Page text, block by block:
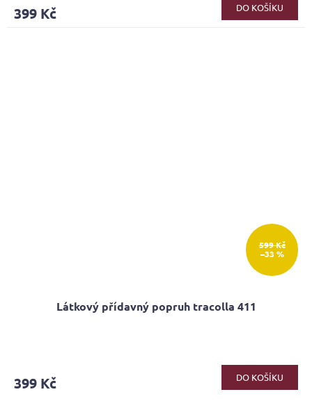
399 Kč DO KOŠÍKU
599 Kč
–33 %
Látkový přídavný popruh tracolla 411
je
399 Kč DO KOŠÍKU